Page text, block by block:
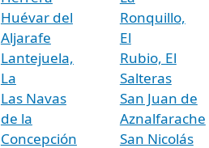
Huévar del
Aljarafe
Lantejuela,
La
Las Navas
de la
Concepción
Ronquillo,
El
Rubio, El
Salteras
San Juan de
Aznalfarache
San Nicolás